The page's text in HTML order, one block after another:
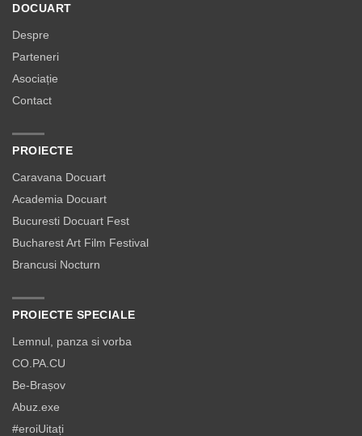
DOCUART
Despre
Parteneri
Asociație
Contact
PROIECTE
Caravana Docuart
Academia Docuart
Bucuresti Docuart Fest
Bucharest Art Film Festival
Brancusi Nocturn
PROIECTE SPECIALE
Lemnul, panza si vorba
CO.PA.CU
Be-Brașov
Abuz.exe
#eroiUitați